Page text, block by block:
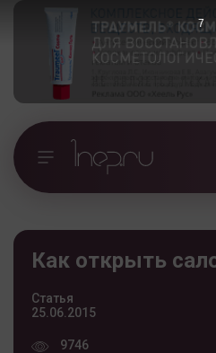
Как открыть
Статья
25.06.2015
9746
6